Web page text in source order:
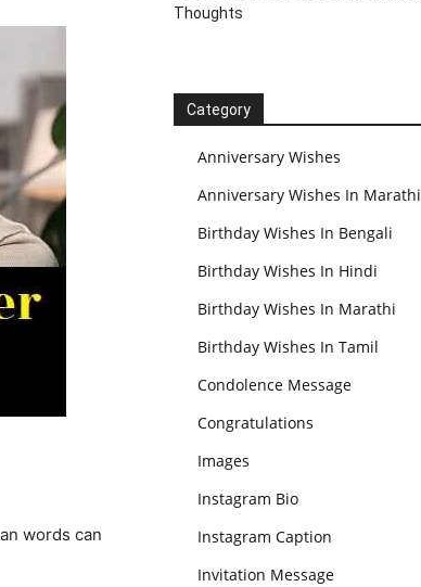
words can
Thoughts
Category
Anniversary Wishes
Anniversary Wishes In Marathi
Birthday Wishes In Bengali
Birthday Wishes In Hindi
Birthday Wishes In Marathi
Birthday Wishes In Tamil
Condolence Message
Congratulations
Images
Instagram Bio
Instagram Caption
Invitation Message